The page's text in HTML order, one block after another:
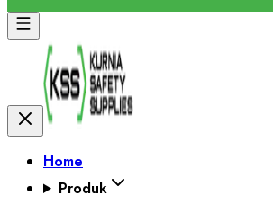
Home
Produk